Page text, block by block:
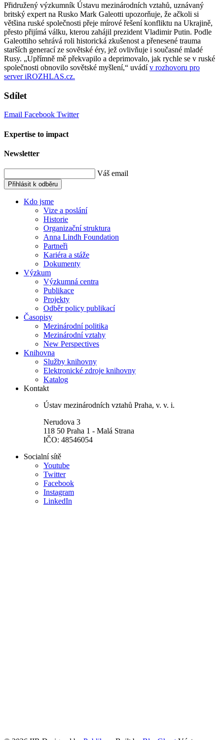
Přidružený výzkumník Ústavu mezinárodních vztahů, uznávaný
britský expert na Rusko Mark Galeotti upozorňuje, že ačkoli si
většina ruské společnosti přeje mírové řešení konfliktu na Ukrajině,
přesto přijímá válku, kterou zahájil prezident Vladimir Putin. Podle
Galeottiho sehrává roli historická zkušenost a přenesené trauma
starších generací ze sovětské éry, jež ovlivňuje i současné mladé
Rusy. „Upřímně mě překvapilo a deprimovalo, jak rychle se v ruské
společnosti obnovilo sovětské myšlení,“ uvádív rozhovoru pro
server iROZHLAS.cz.
Sdílet
Email Facebook Twitter
Expertise to impact
Newsletter
Váš email
Přihlásit k odběru
Kdo jsme
Vize a poslání
Historie
Organizační struktura
Anna Lindh Foundation
Partneři
Kariéra a stáže
Dokumenty
Výzkum
Výzkumná centra
Publikace
Projekty
Odběr policy publikací
Časopisy
Mezinárodní politika
Mezinárodní vztahy
New Perspectives
Knihovna
Služby knihovny
Elektronické zdroje knihovny
Katalog
Kontakt
Ústav mezinárodních vztahů Praha, v. v. i.
Nerudova 3
118 50 Praha 1 - Malá Strana
IČO: 48546054
Socialní sítě
Youtube
Twitter
Facebook
Instagram
LinkedIn